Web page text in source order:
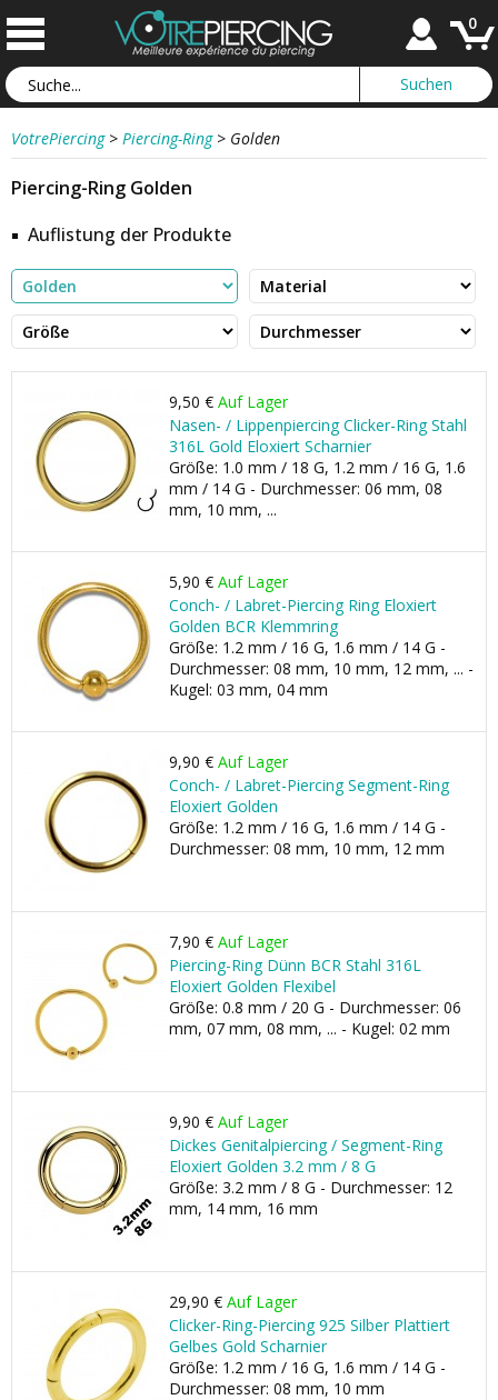
0
VotrePiercing > Piercing-Ring > Golden
Piercing-Ring Golden
Auflistung der Produkte
9,50 € Auf Lager
Nasen- / Lippenpiercing Clicker-Ring Stahl
316L Gold Eloxiert Scharnier
Größe: 1.0 mm / 18 G, 1.2 mm / 16 G, 1.6
mm / 14 G - Durchmesser: 06 mm, 08
mm, 10 mm, ...
5,90 € Auf Lager
Conch- / Labret-Piercing Ring Eloxiert
Golden BCR Klemmring
Größe: 1.2 mm / 16 G, 1.6 mm / 14 G -
Durchmesser: 08 mm, 10 mm, 12 mm, ... -
Kugel: 03 mm, 04 mm
9,90 € Auf Lager
Conch- / Labret-Piercing Segment-Ring
Eloxiert Golden
Größe: 1.2 mm / 16 G, 1.6 mm / 14 G -
Durchmesser: 08 mm, 10 mm, 12 mm
7,90 € Auf Lager
Piercing-Ring Dünn BCR Stahl 316L
Eloxiert Golden Flexibel
Größe: 0.8 mm / 20 G - Durchmesser: 06
mm, 07 mm, 08 mm, ... - Kugel: 02 mm
9,90 € Auf Lager
Dickes Genitalpiercing / Segment-Ring
Eloxiert Golden 3.2 mm / 8 G
Größe: 3.2 mm / 8 G - Durchmesser: 12
mm, 14 mm, 16 mm
29,90 € Auf Lager
Clicker-Ring-Piercing 925 Silber Plattiert
Gelbes Gold Scharnier
Größe: 1.2 mm / 16 G, 1.6 mm / 14 G -
Durchmesser: 08 mm, 10 mm